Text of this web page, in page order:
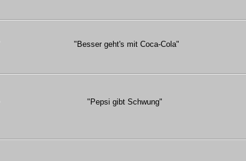
"Besser geht's mit Coca-Cola"
"Pepsi gibt Schwung"